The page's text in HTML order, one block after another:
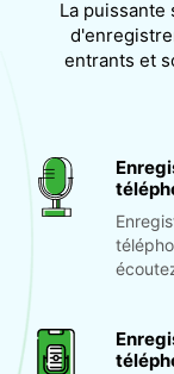
La puissante
entrants et